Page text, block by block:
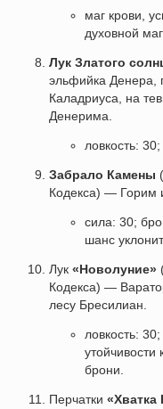
маг крови,
духовной
Лук Златого
эльфийка Денера,
Каладриуса, на
Денерима.
ловкость:
Забрало Камены (
Кодекса) — Горим
сила: 30;
шанс
Лук «Новолуние»
Кодекса) —
лесу Бресилиан.
ловкость:
брони.
Перчатки «Хватка